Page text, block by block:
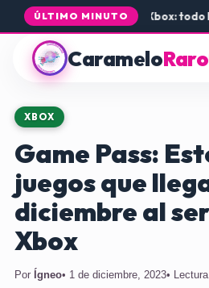
ÚLTIMO MINUTO
Rogue Core a PS5 y Xbox: todo lo
CarameloRaro
XBOX
Game Pass:
juegos que
diciembre al
Xbox
Por Ígneo• 1 de diciembre, 2023•